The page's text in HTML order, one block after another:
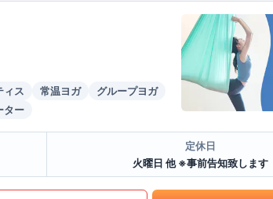
ィス 常温ヨガ
グループヨガ
ター
定休日
火曜日 他 ※事前告知致します